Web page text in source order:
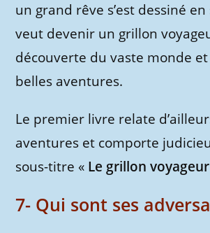
un grand rêve s’est dessiné
veut devenir un grillon
découverte du vaste monde
belles aventures.
Le premier livre relate
aventures et comporte
sous-titre « Le grillon voyageur
7- Qui sont ses